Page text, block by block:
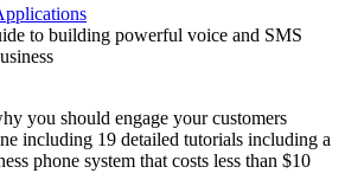
to building powerful voice and SMS
you should engage your customers
including 19 detailed tutorials including a
phone system that costs less than $10